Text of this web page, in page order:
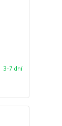
3-7 dní